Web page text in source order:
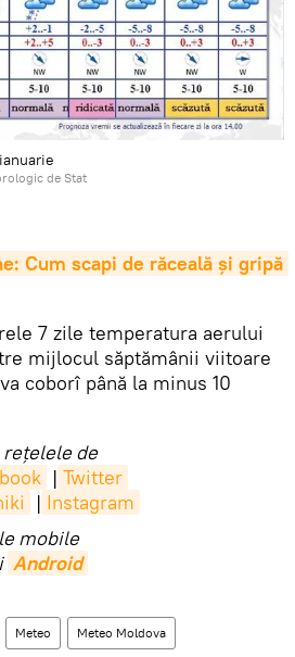
de Stat
Cum scapi de răceală și gripă
7 zile temperatura aerului
mijlocul săptămânii viitoare
coborî până la minus 10
de
| Twitter
| Instagram
mobile
Android
Meteo Meteo Moldova